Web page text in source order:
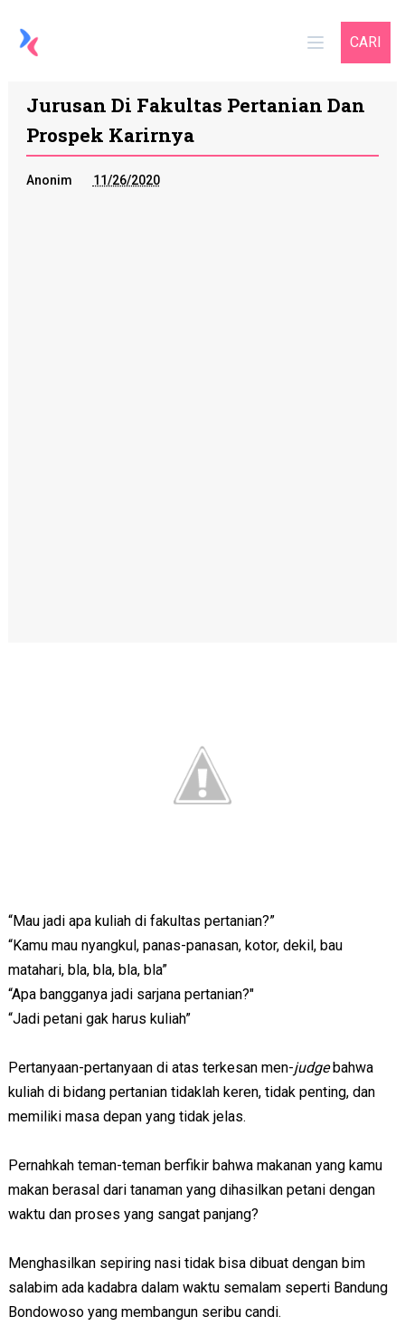
CARI
Jurusan Di Fakultas Pertanian Dan
Prospek Karirnya
Anonim 11/26/2020
“Mau jadi apa kuliah di fakultas pertanian?”
“Kamu mau nyangkul, panas-panasan, kotor, dekil, bau
matahari, bla, bla, bla, bla”
“Apa bangganya jadi sarjana pertanian?"
“Jadi petani gak harus kuliah”
Pertanyaan-pertanyaan di atas terkesan men-judgebahwa
kuliah di bidang pertanian tidaklah keren, tidak penting, dan
memiliki masa depan yang tidak jelas.
Pernahkah teman-teman berfikir bahwa makanan yang kamu
makan berasal dari tanaman yang dihasilkan petani dengan
waktu dan proses yang sangat panjang?
Menghasilkan sepiring nasi tidak bisa dibuat dengan bim
salabim ada kadabra dalam waktu semalam seperti Bandung
Bondowoso yang membangun seribu candi.